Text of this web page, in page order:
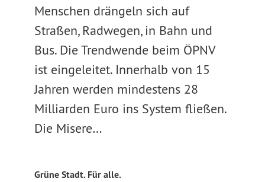
Menschen drängeln sich auf
Straßen, Radwegen, in Bahn und
Bus. Die Trendwende beim ÖPNV
ist eingeleitet. Innerhalb von 15
Jahren werden mindestens 28
Milliarden Euro ins System fließen.
Die Misere…
Grüne Stadt. Für alle.